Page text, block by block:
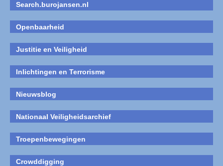
Search.burojansen.nl
Openbaarheid
Justitie en Veiligheid
Inlichtingen en Terrorisme
Nieuwsblog
Nationaal Veiligheidsarchief
Troepenbewegingen
Crowddigging